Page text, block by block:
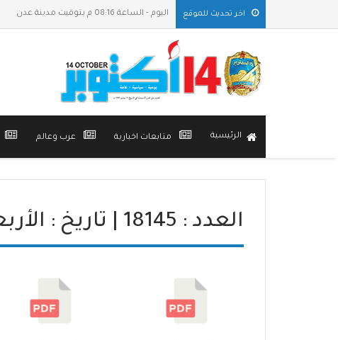
اخر تحديث للموقع اليوم - الساعة 08:16 م بتوقيت مدينة عدن
الرئيسية متابعات اخبارية عرب وعالم
العدد : 18145 | تاريخ : الأربعاء, 03 يونيو 2026